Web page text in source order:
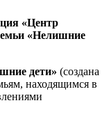
«Центр
«Нелишние
дети» (создана
находящимся в